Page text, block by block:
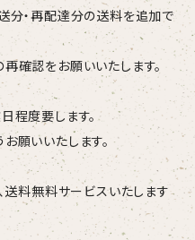
分・再配達分の送料を追加で
確認をお願いいたします。
程度要します。
願いいたします。
料無料サービスいたします